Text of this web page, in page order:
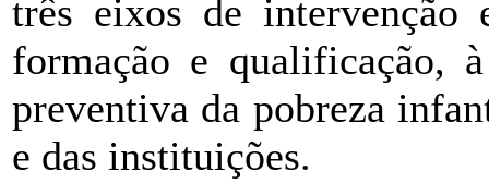
três eixos de intervenção
formação e qualificação,
preventiva da pobreza
e das instituições.